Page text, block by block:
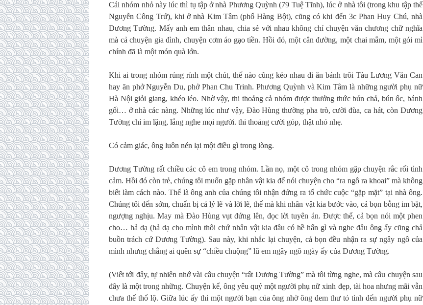
Cái nhóm nhỏ này lúc thì tụ tập ở nhà Phương Quỳnh (79 Tuệ Tĩnh), lúc ở nhà tôi (trong khu tập thể
Nguyễn Công Trứ), khi ở nhà Kim Tâm (phố Hàng Bột), cũng có khi đến 3c Phan Huy Chú, nhà
Dương Tường. Mấy anh em thân nhau, chia sẻ với nhau không chỉ chuyện văn chương chữ nghĩa
mà cả chuyện gia đình, chuyện cơm áo gạo tiền. Hồi đó, một cân đường, một chai mắm, một gói mì
chính đã là một món quà lớn.
Khi ai trong nhóm rủng rỉnh một chút, thế nào cũng kéo nhau đi ăn bánh trôi Tàu Lương Văn Can
hay ăn phở Nguyễn Du, phở Phan Chu Trinh. Phương Quỳnh và Kim Tâm là những người phụ nữ
Hà Nội giỏi giang, khéo léo. Nhờ vậy, thi thoảng cả nhóm được thưởng thức bún chả, bún ốc, bánh
gối… ở nhà các nàng. Những lúc như vậy, Đào Hùng thường pha trò, cười đùa, ca hát, còn Dương
Tường chỉ im lặng, lắng nghe mọi người. thi thoảng cười góp, thật nhỏ nhẹ.
Có cảm giác, ông luôn nén lại một điều gì trong lòng.
Dương Tường rất chiều các cô em trong nhóm. Lần nọ, một cô trong nhóm gặp chuyện rắc rối tình
cảm. Hồi đó còn trẻ, chúng tôi muốn gặp nhân vật kia để nói chuyện cho “ra ngô ra khoai” mà không
biết làm cách nào. Thế là ông anh của chúng tôi nhận đứng ra tổ chức cuộc “gặp mặt” tại nhà ông.
Chúng tôi đến sớm, chuẩn bị cả lý lẽ và lời lẽ, thế mà khi nhân vật kia bước vào, cả bọn bỗng im bặt,
ngượng nghịu. May mà Đào Hùng vụt đứng lên, đọc lời tuyên án. Được thể, cả bọn nói một phen
cho… hả dạ (hả dạ cho mình thôi chứ nhân vật kia đâu có hề hấn gì và nghe đâu ông ấy cũng chả
buồn trách cứ Dương Tường). Sau này, khi nhắc lại chuyện, cả bọn đều nhận ra sự ngây ngô của
mình nhưng chẳng ai quên sự “chiều chuộng” lũ em ngây ngô ngày ấy của Dương Tường.
(Viết tới đây, tự nhiên nhớ vài câu chuyện “rất Dương Tường” mà tôi từng nghe, mà câu chuyện sau
đây là một trong những. Chuyện kể, ông yêu quý một người phụ nữ xinh đẹp, tài hoa nhưng mãi vẫn
chưa thể thổ lộ. Giữa lúc ấy thì một người bạn của ông nhờ ông đem thư tỏ tình đến người phụ nữ